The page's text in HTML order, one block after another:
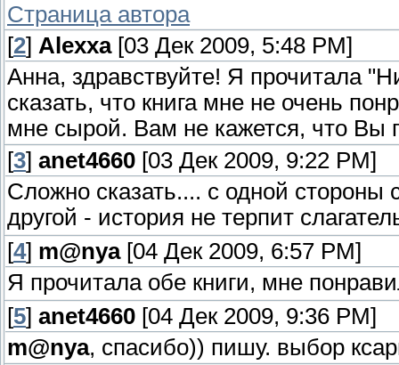
Страница автора
[2] Alexxa[03 Дек 2009, 5:48 PM]
Анна, здравствуйте! Я прочитала
сказать, что книга мне не очень
мне сырой. Вам не кажется, что Вы
[3] anet4660 [03 Дек 2009, 9:22 PM]
Сложно сказать.... с одной
другой - история не терпит
[4] m@nya[04 Дек 2009, 6:57 PM]
Я прочитала обе книги, мне
[5] anet4660 [04 Дек 2009, 9:36 PM]
m@nya, спасибо)) пишу. выбор